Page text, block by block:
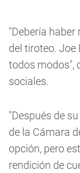
"Debería
del tiroteo. Joe
todos modos",
sociales.
"Después de
de la Cámara
opción, pero
rendición de